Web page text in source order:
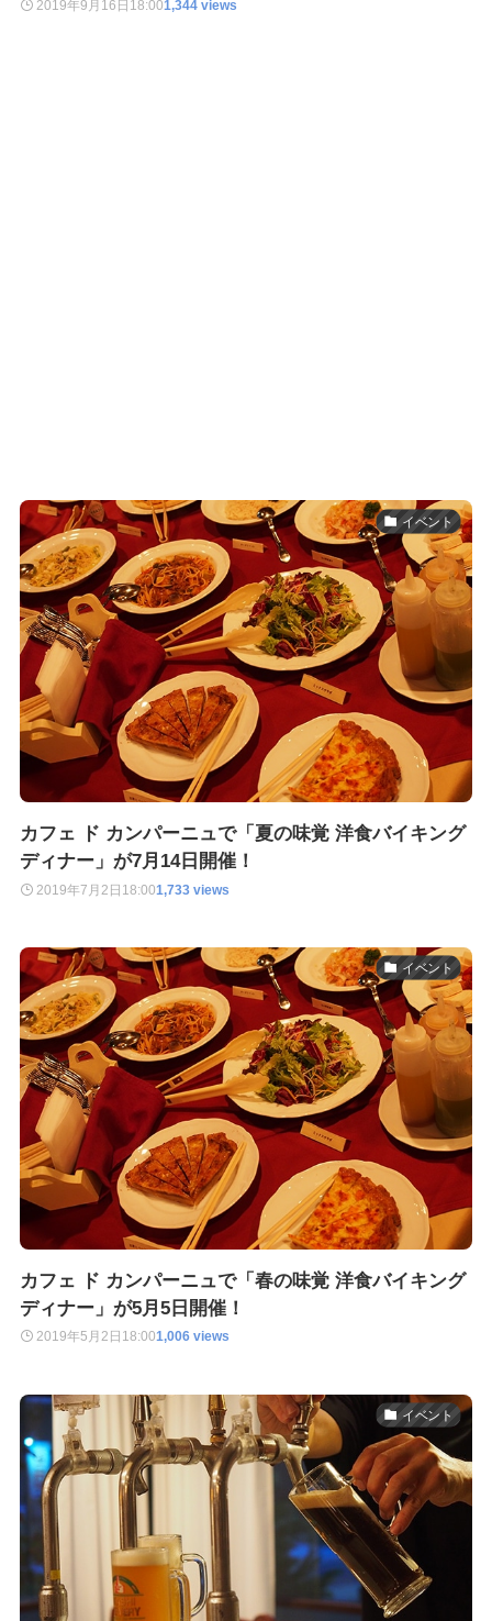
2019年9月16日 18:001,344 views
イベント
カフェ ド カンパーニュで「夏の味覚 洋食バイキング
ディナー」が7月14日開催！
2019年7月2日 18:001,733 views
イベント
カフェ ド カンパーニュで「春の味覚 洋食バイキング
ディナー」が5月5日開催！
2019年5月2日 18:001,006 views
イベント